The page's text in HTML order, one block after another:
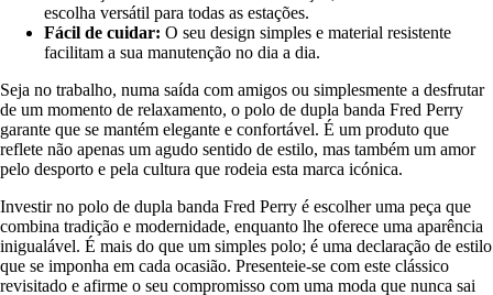
escolha versátil para todas as estações.
Fácil de cuidar: O seu design simples e material resistente
facilitam a sua manutenção no dia a dia.
Seja no trabalho, numa saída com amigos ou simplesmente a desfrutar
de um momento de relaxamento, o polo de dupla banda Fred Perry
garante que se mantém elegante e confortável. É um produto que
reflete não apenas um agudo sentido de estilo, mas também um amor
pelo desporto e pela cultura que rodeia esta marca icónica.
Investir no polo de dupla banda Fred Perry é escolher uma peça que
combina tradição e modernidade, enquanto lhe oferece uma aparência
inigualável. É mais do que um simples polo; é uma declaração de estilo
que se imponha em cada ocasião. Presenteie-se com este clássico
revisitado e afirme o seu compromisso com uma moda que nunca sai